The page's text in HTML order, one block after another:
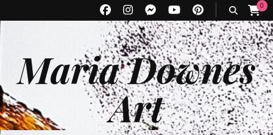
0
Maria Downes
Art